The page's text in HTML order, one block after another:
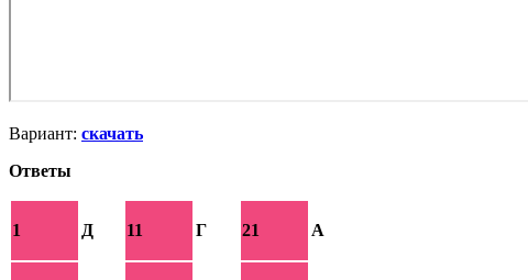
Вариант: скачать
Ответы
1 Д 11 Г 21 А